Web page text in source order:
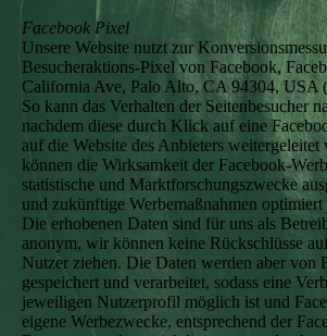
Facebook Pixel
Unsere Website nutzt zur
Besucheraktions-Pixel von Facebook,
California Ave, Palo Alto, CA 94304, USA
So kann das Verhalten der Seitenbesucher
nachdem diese durch Klick auf eine
auf die Website des Anbieters
können die Wirksamkeit der Facebook-
statistische und Marktforschungszwecke
und zukünftige Werbemaßnahmen optimiert
Die erhobenen Daten sind für uns als
anonym, wir können keine Rückschlüsse
Nutzer ziehen. Die Daten werden aber von
gespeichert und verarbeitet, sodass eine
jeweiligen Nutzerprofil möglich ist und
eigene Werbezwecke, entsprechend der